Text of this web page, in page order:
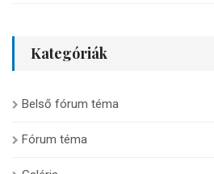
Kategóriák
Belső fórum téma
Fórum téma